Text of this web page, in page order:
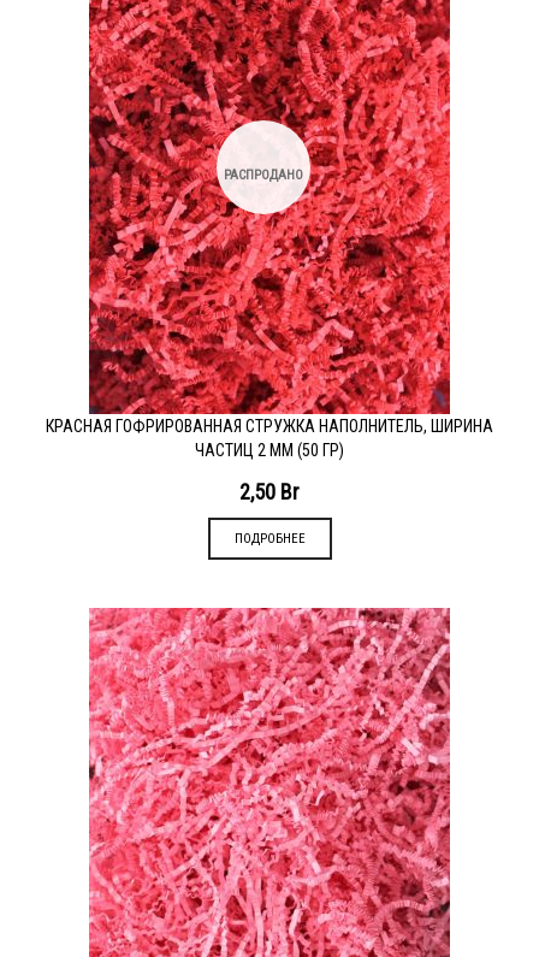
РАСПРОДАНО
КРАСНАЯ ГОФРИРОВАННАЯ СТРУЖКА НАПОЛНИТЕЛЬ, ШИРИНА
ЧАСТИЦ 2 ММ (50 ГР)
2,50 Br
ПОДРОБНЕЕ